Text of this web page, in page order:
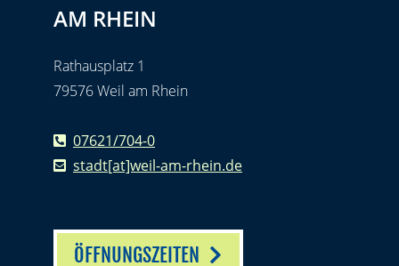
AM RHEIN
Rathausplatz 1
79576 Weil am Rhein
07621/704-0
stadt[at]weil-am-rhein.de
ÖFFNUNGSZEITEN